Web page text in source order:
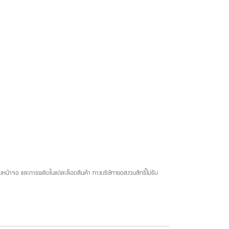
หน้าจอ และการผลิตในแต่ละล็อตสินค้า ทางบริษัทฯขอสงวนสิทธิ์ไม่รับ